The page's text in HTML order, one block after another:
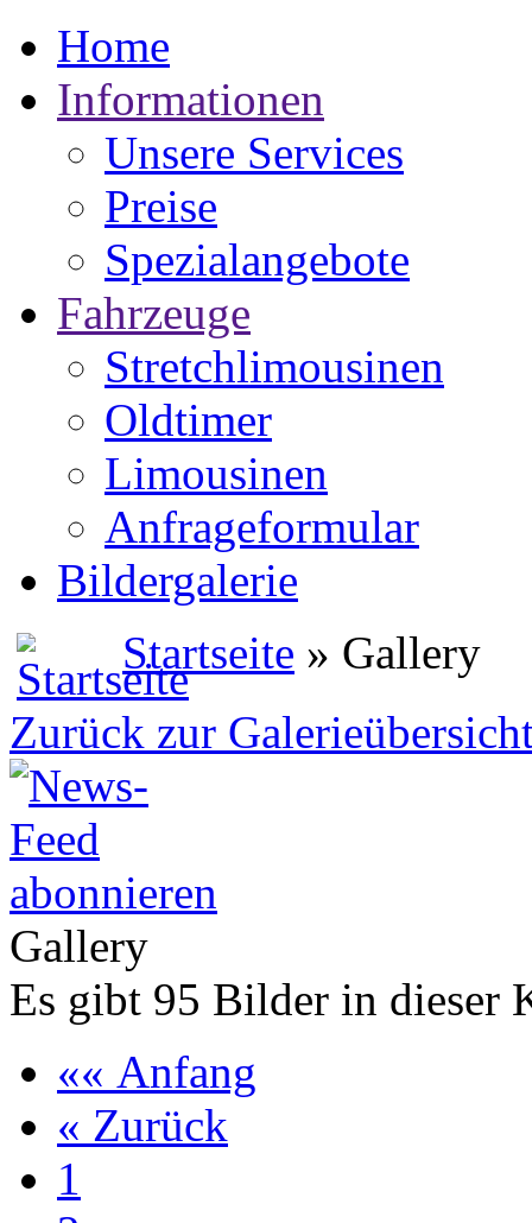
Home
Informationen
Unsere Services
Preise
Spezialangebote
Fahrzeuge
Stretchlimousinen
Oldtimer
Limousinen
Anfrageformular
Bildergalerie
Startseite » Gallery
Zurück zur
Gallery
Es gibt 95 Bilder in dieser
«« Anfang
« Zurück
1